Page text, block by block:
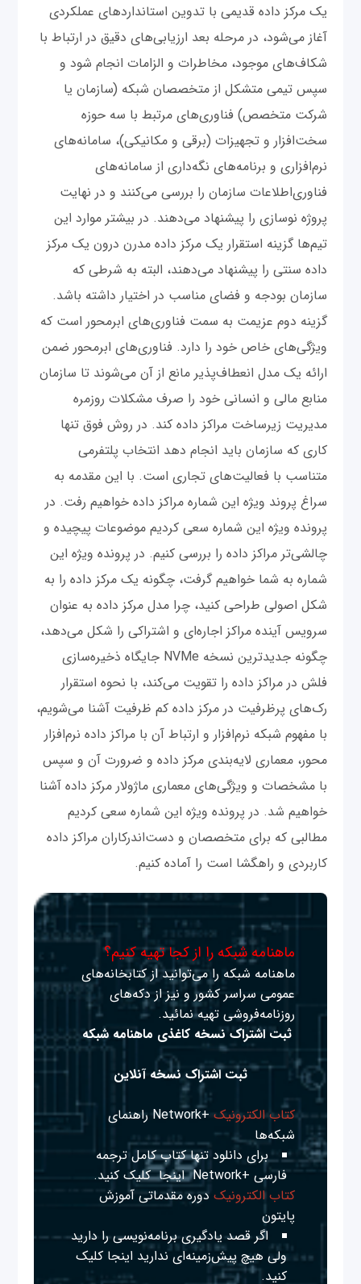
یک مرکز داده قدیمی با تدوین استانداردهای عملکردی
آغاز می‌شود، در مرحله بعد ارزیابی‌های دقیق در ارتباط با
شکاف‌های موجود، مخاطرات و الزامات انجام شود و
سپس تیمی متشکل از متخصصان شبکه (سازمان یا
شرکت متخصص) فناوری‌های مرتبط با سه حوزه
سخت‌افزار و تجهیزات (برقی و مکانیکی)، سامانه‌های
نرم‌افزاری و برنامه‌های نگه‌داری از سامانه‌های
فناوری‌اطلاعات سازمان را بررسی می‌کنند و در نهایت
پروژه نوسازی را پیشنهاد می‌دهند. در بیشتر موارد این
تیم‌ها گزینه استقرار یک مرکز داده مدرن درون یک مرکز
داده سنتی را پیشنهاد می‌دهند، البته به شرطی که
سازمان بودجه و فضای مناسب در اختیار داشته باشد.
گزینه دوم عزیمت به سمت فناوری‌های ابرمحور است که
ویژگی‌های خاص خود را دارد. فناوری‌های ابرمحور ضمن
ارائه یک مدل انعطاف‌پذیر مانع از آن می‌شوند تا سازمان‌
منابع مالی و انسانی خود را صرف مشکلات روزمره
مدیریت زیرساخت‌ مراکز داده کند. در روش فوق تنها
کاری که سازمان باید انجام دهد انتخاب پلتفرمی
متناسب با فعالیت‌های تجاری است. با این مقدمه به
سراغ پروند ویژه این شماره مراکز داده خواهیم رفت. در
پرونده ویژه این شماره سعی کردیم موضوعات پیچیده‌ و
چالشی‌تر مراکز داده را بررسی کنیم. در پرونده ویژه این
شماره به شما خواهیم گرفت، چگونه یک مرکز داده را به
شکل اصولی طراحی کنید، چرا مدل مرکز داده به عنوان
سرویس آینده مراکز اجاره‌ای و اشتراکی را شکل می‌دهد،
چگونه جدیدترین نسخه NVMe جایگاه ذخیره‌سازی
فلش در مراکز داده را تقویت می‌کند، با نحوه استقرار
رک‌های پرظرفیت در مرکز داده کم ظرفیت آشنا می‌شویم،
با مفهوم شبکه‌ نرم‌افزار و ارتباط آن با مراکز داده نرم‌افزار
محور، معماری لایه‌‌بندی مرکز داده و ضرورت آن و سپس
با مشخصات و ویژگی‌های معماری ماژولار مرکز داده آشنا
خواهیم شد. در پرونده ویژه این شماره سعی کردیم
مطالبی که برای متخصصان و دست‌اندرکاران مراکز داده
کاربردی و راهگشا است را آماده کنیم.
ماهنامه شبکه را از کجا تهیه کنیم؟
ماهنامه شبکه را می‌توانید از کتابخانه‌های
عمومی سراسر کشور و نیز از دکه‌های
روزنامه‌فروشی تهیه نمائید.
ثبت اشتراک نسخه کاغذی ماهنامه شبکه
ثبت اشتراک نسخه آنلاین
کتاب الکترونیک
+Network راهنمای
شبکه‌ها
برای دانلود تنها کتاب کامل ترجمه
فارسی +Network
اینجا کلیک کنید.
کتاب الکترونیک دوره مقدماتی آموزش
پایتون
اگر قصد یادگیری برنامه‌نویسی را دارید
ولی هیچ پیش‌زمینه‌ای نداریداینجا کلیک
کنید.